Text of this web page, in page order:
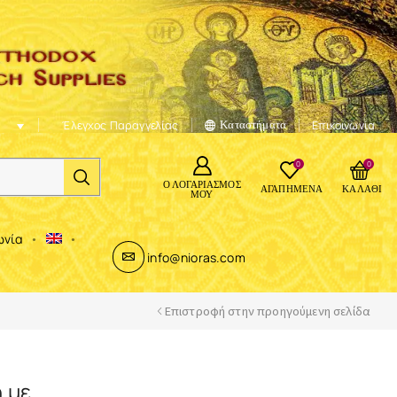
Έλεγχος Παραγγελίας Καταστήματα Επικοινωνία
Ο ΛΟΓΑΡΙΑΣΜΌΣ
ΜΟΥ
0
ΑΓΑΠΗΜΈΝΑ
0
ΚΑΛΆΘΙ
info@nioras.com
Επιστροφή στην προηγούμενη σελίδα